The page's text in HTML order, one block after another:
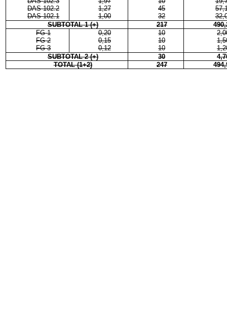
DAS 102.2
1,27 45
DAS 102.1
1,00 32
SUBTOTAL 1 (+)
217
FG-1
0,20 10
FG-2
0,15 10
FG-3
0,12 10
SUBTOTAL 2 (+)
30
TOTAL (1+2)
247